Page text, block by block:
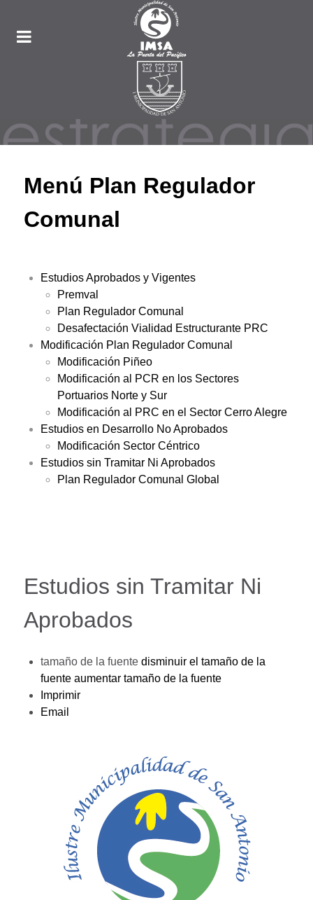
Menú Plan Regulador
Comunal
Estudios Aprobados y Vigentes
Premval
Plan Regulador Comunal
Desafectación Vialidad Estructurante PRC
Modificación Plan Regulador Comunal
Modificación Piñeo
Modificación al PCR en los Sectores
Portuarios Norte y Sur
Modificación al PRC en el Sector Cerro Alegre
Estudios en Desarrollo No Aprobados
Modificación Sector Céntrico
Estudios sin Tramitar Ni Aprobados
Plan Regulador Comunal Global
Estudios sin Tramitar Ni
Aprobados
tamaño de la fuente disminuir el tamaño de la
fuente aumentar tamaño de la fuente
Imprimir
Email